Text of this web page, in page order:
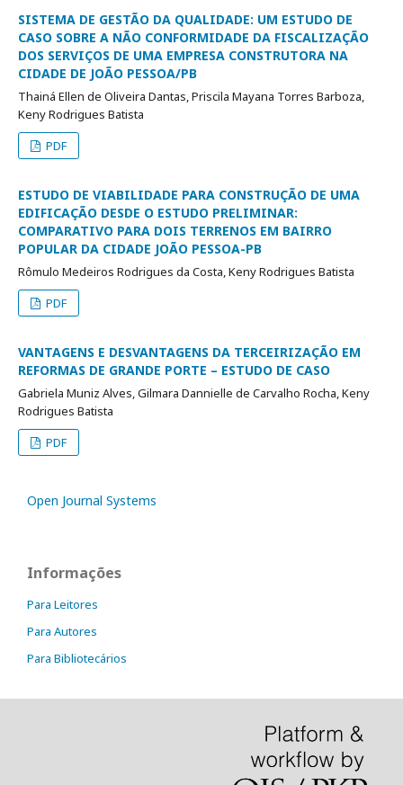
SISTEMA DE GESTÃO DA QUALIDADE: UM ESTUDO DE
CASO SOBRE A NÃO CONFORMIDADE DA FISCALIZAÇÃO
DOS SERVIÇOS DE UMA EMPRESA CONSTRUTORA NA
CIDADE DE JOÃO PESSOA/PB
Thainá Ellen de Oliveira Dantas, Priscila Mayana Torres Barboza,
Keny Rodrigues Batista
PDF
ESTUDO DE VIABILIDADE PARA CONSTRUÇÃO DE UMA
EDIFICAÇÃO DESDE O ESTUDO PRELIMINAR:
COMPARATIVO PARA DOIS TERRENOS EM BAIRRO
POPULAR DA CIDADE JOÃO PESSOA-PB
Rômulo Medeiros Rodrigues da Costa, Keny Rodrigues Batista
PDF
VANTAGENS E DESVANTAGENS DA TERCEIRIZAÇÃO EM
REFORMAS DE GRANDE PORTE – ESTUDO DE CASO
Gabriela Muniz Alves, Gilmara Dannielle de Carvalho Rocha, Keny
Rodrigues Batista
PDF
Open Journal Systems
Informações
Para Leitores
Para Autores
Para Bibliotecários